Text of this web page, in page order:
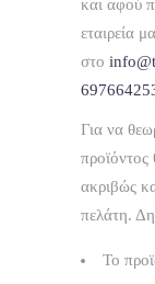
και αφού
εταιρεία
Για να
ακριβώς
πελάτη.
Το